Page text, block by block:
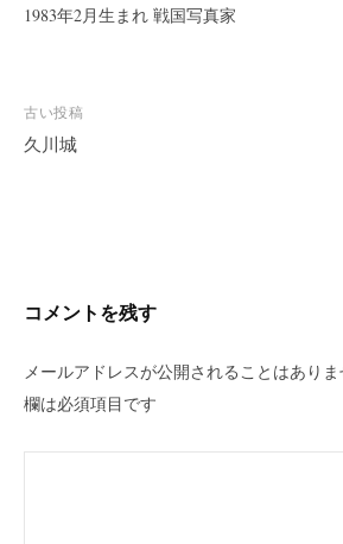
1983年2月生まれ 戦国写真家
投
稿
シ
ョ
ン
古い投稿
久川城
コメントを残す
メールアドレスが公開されることはありま
欄は必須項目です